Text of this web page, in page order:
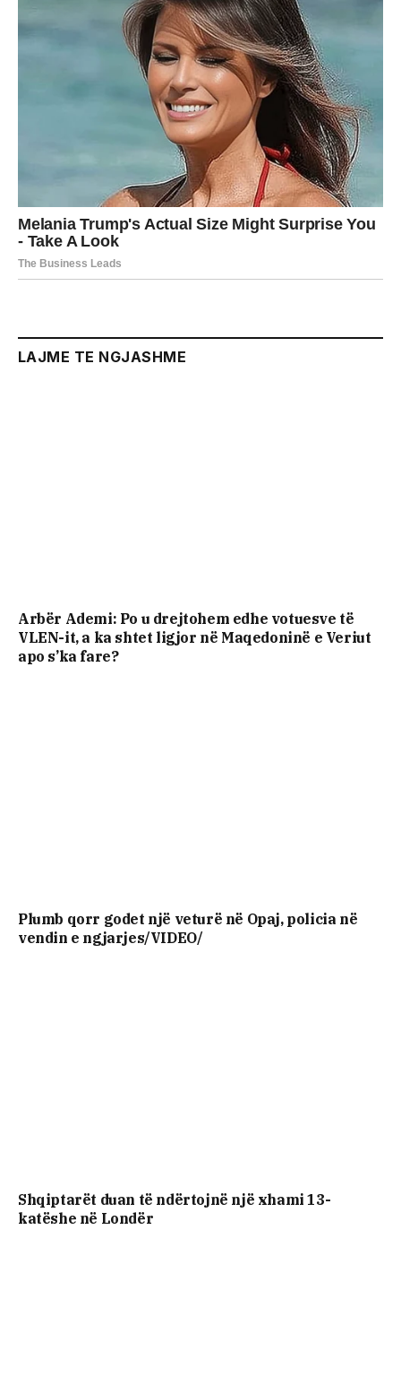
LAJME TE NGJASHME
Arbër Ademi: Po u drejtohem edhe votuesve të
VLEN-it, a ka shtet ligjor në Maqedoninë e Veriut
apo s’ka fare?
Plumb qorr godet një veturë në Opaj, policia në
vendin e ngjarjes/VIDEO/
Shqiptarët duan të ndërtojnë një xhami 13-
katëshe në Londër